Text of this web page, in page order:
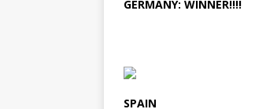
GERMANY: WINNER!!!!
SPAIN